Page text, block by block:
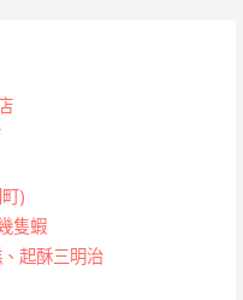
)
隻蝦
起酥三明治